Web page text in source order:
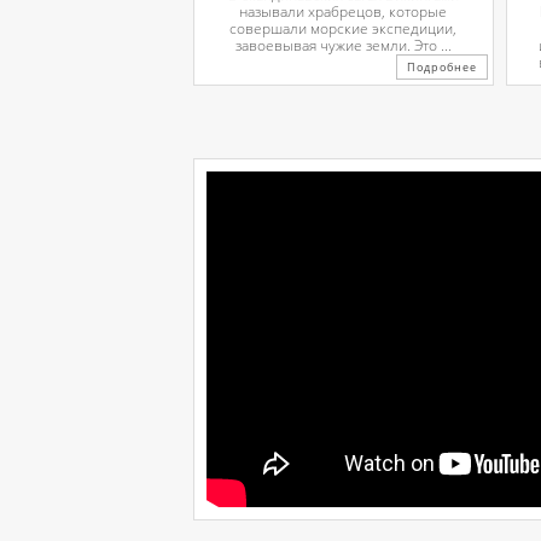
называли храбрецов, которые
совершали морские экспедиции,
завоевывая чужие земли. Это ...
Подробнее